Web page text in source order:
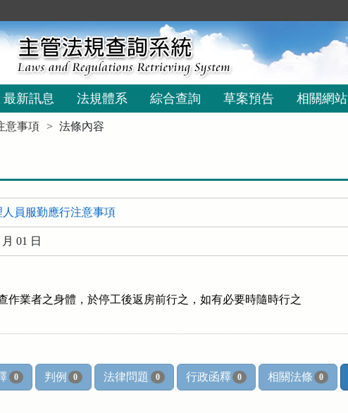
最新訊息 法規體系 綜合查詢 草案預告 相關網站
意事項 法條內容
人員服勤應行注意事項
01 日
作業者之身體，於停工後返房前行之，如有必要時隨時行之
0 判例 0 法律問題 0 行政函釋 0 相關法條 0